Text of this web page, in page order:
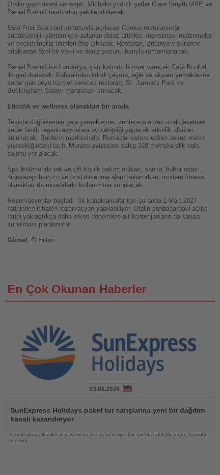
Otelin gastronomi konsepti, Michelin yıldızlı şefler Clare Smyth MBE ve
Daniel Boulud tarafından şekillendirilecek.
Eski First Sea Lord konutunda açılacak Coreus restoranında
sürdürülebilir yöntemlerle avlanan deniz ürünleri, mevsimsel malzemeler
ve seçkin İngiliz ürünleri öne çıkacak. Restoran, Britanya viskilerine
odaklanan özel bir viski ve deniz yosunu barıyla tamamlanacak.
Daniel Boulud ise Londra'ya, çatı katında hizmet verecek Café Boulud
ile geri dönecek. Kahvaltıdan ikindi çayına, öğle ve akşam yemeklerine
kadar gün boyu hizmet verecek restoran, St. James's Park ve
Buckingham Sarayı manzarası sunacak.
Etkinlik ve wellness olanakları bir arada
Tesiste düğünlerden gala yemeklerine, konferanslardan özel davetlere
kadar farklı organizasyonlara ev sahipliği yapacak etkinlik alanları
bulunacak. Bunların merkezinde, Roma'da restore edilen dokuz metre
yüksekliğindeki tarihi Murano avizesine sahip 328 metrekarelik balo
salonu yer alacak.
Spa bölümünde tek ve çift kişilik bakım odaları, sauna, buhar odası,
hidroterapi havuzu ve özel dinlenme alanı bulunurken, modern fitness
olanakları da misafirlerin kullanımına sunulacak.
Rezervasyonlar başladı. İlk konaklamalar için şu anda 1 Mart 2027
tarihinden itibaren rezervasyon yapılabiliyor. Otelin sonbahardaki açılış
tarihi yaklaştıkça daha erken dönemlere ait kontenjanların da satışa
sunulması planlanıyor.
Görsel : © Hilton
En Çok Okunan Haberler
Oku
03.08.2026
SunExpress Holidays paket tur satışlarına yeni bir dağıtım
kanalı kazandırıyor
Yeni platform, klasik tatil paketlerini aile ziyaretleriyle birleştiren esnek bir seyahat modeli
sunuyor